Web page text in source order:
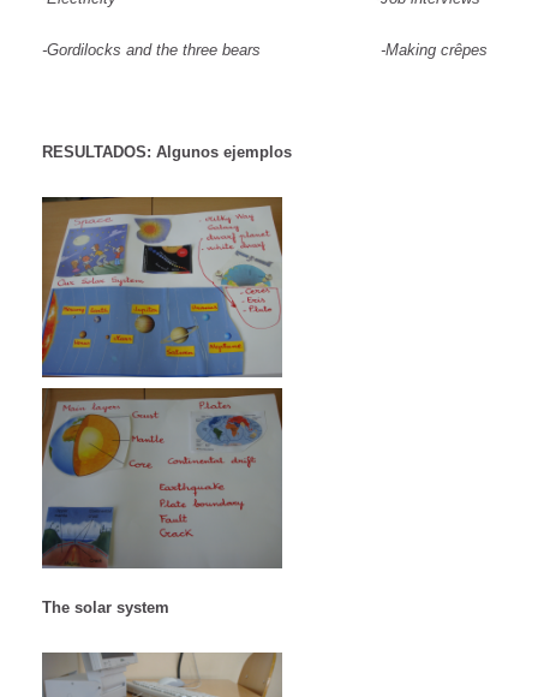
-Gordilocks and the three bears -Making crêpes
RESULTADOS: Algunos ejemplos
The solar system